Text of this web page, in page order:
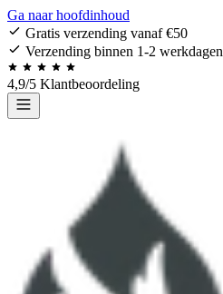
Ga naar hoofdinhoud
Gratis verzending vanaf €50
Verzending binnen 1-2 werkdagen
4,9/5 Klantbeoordeling